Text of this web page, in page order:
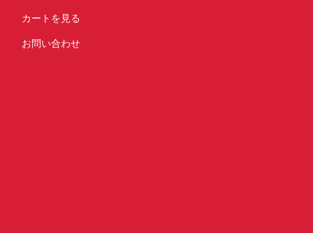
カートを見る
お問い合わせ